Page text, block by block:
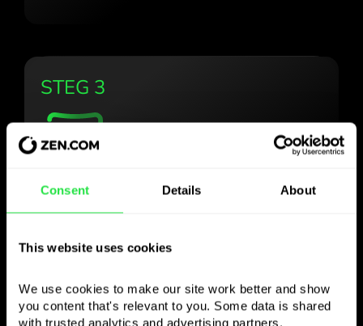
Consent Details About
This website uses cookies
We use cookies to make our site work better and show
you content that's relevant to you. Some data is shared
with trusted analytics and advertising partners.
STEG 3
Bruk den valgte
valutaen
som du vil
Send penger utenlands,
ta ut fra minibanker uten